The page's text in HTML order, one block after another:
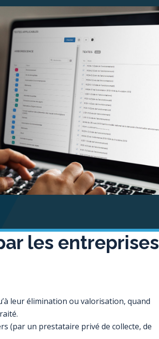
les entreprises
leur élimination ou valorisation, quand
(par un prestataire privé de collecte, de